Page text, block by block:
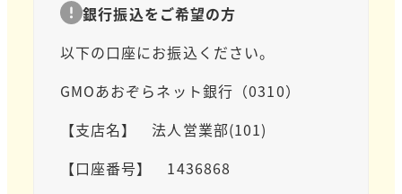
銀行振込をご希望の方
以下の口座にお振込ください。
GMOあおぞらネット銀行（0310）
【支店名】 法人営業部(101)
【口座番号】 1436868